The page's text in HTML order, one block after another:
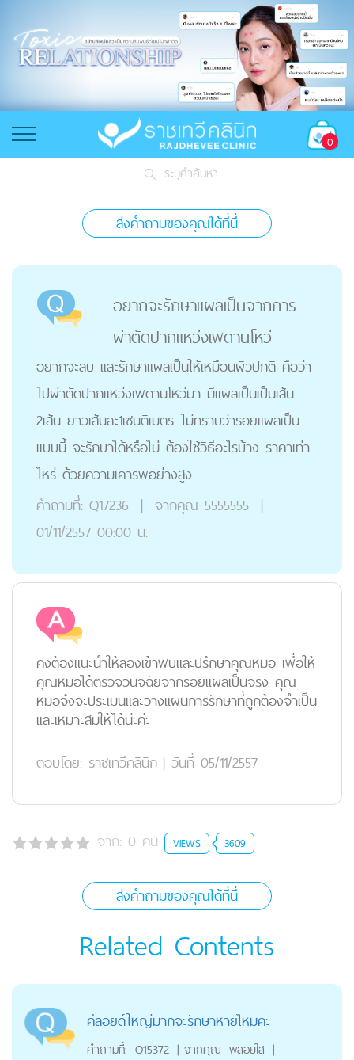
0
ระบุคำค้นหา
ส่งคำถามของคุณได้ที่นี่
อยากจะรักษาแผลเป็นจากการ
ผ่าตัดปากแหว่งเพดานโหว่
อยากจะลบ และรักษาแผลเป็นให้เหมือนผิวปกติ คือว่า
ไปผ่าตัดปากแหว่งเพดานโหว่มา มีแผลเป็นเป็นเส้น
2เส้น ยาวเส้นละ1เซนติเมตร ไม่ทราบว่ารอยแผลเป็น
แบบนี้ จะรักษาได้หรือไม่ ต้องใช้วิธีอะไรบ้าง ราคาเท่า
ไหร่ ด้วยความเคารพอย่างสูง
คำถามที่: Q17236 | จากคุณ 5555555 |
01/11/2557 00:00 น.
คงต้องแนะนำให้ลองเข้าพบและปรึกษาคุณหมอ เพื่อให้
คุณหมอได้ตรวจวินิจฉัยจากรอยแผลเป็นจริง คุณ
หมอจึงจะประเมินและวางแผนการรักษาที่ถูกต้องจำเป็น
และเหมาะสมให้ได้น่ะค่ะ
ตอบโดย: ราชเทวีคลินิก | วันที่ 05/11/2557
จาก: 0 คน VIEWS 3609
ส่งคำถามของคุณได้ที่นี่
Related Contents
คีลอยด์ใหญ่มากจะรักษาหายไหมคะ
คำถามที่: Q15372 | จากคุณ พลอยใส |